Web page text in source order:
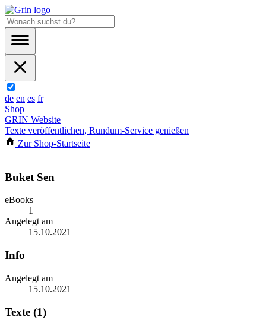
de en es fr
Shop
GRIN Website
Texte veröffentlichen, Rundum-Service genießen
Zur Shop-Startseite
Buket Sen
eBooks
1
Angelegt am
15.10.2021
Info
Angelegt am
15.10.2021
Texte (1)